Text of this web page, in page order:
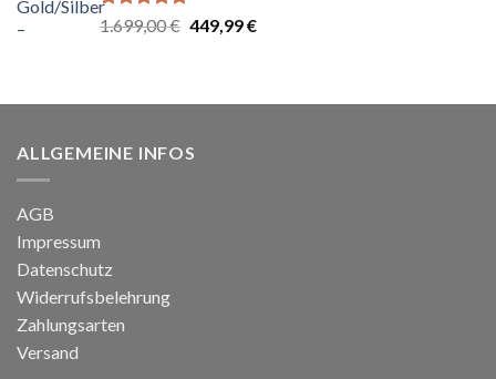
Bewertet
4.75
1.699,00€ Ursprünglicher
449,99€Aktueller
ALLGEMEINE INFOS
AGB
Impressum
Datenschutz
Widerrufsbelehrung
Zahlungsarten
Versand